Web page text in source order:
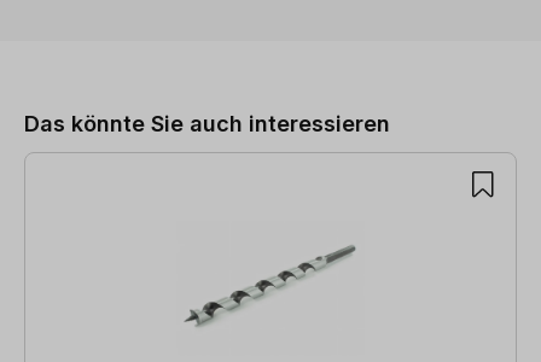
Das könnte Sie auch interessieren